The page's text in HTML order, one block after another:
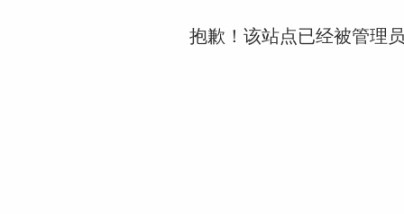
抱歉！该站点已经被管理